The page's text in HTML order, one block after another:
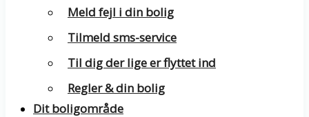
Helsingør
Meld fejl i din bolig
Tilmeld sms-service
Til dig der lige er flyttet ind
Regler & din bolig
Dit boligområde